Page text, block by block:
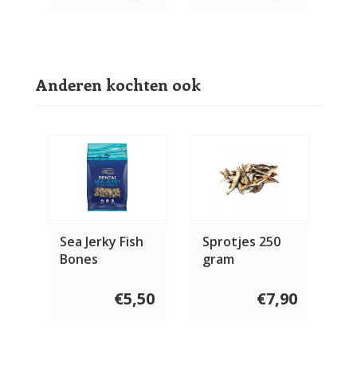
Anderen kochten ook
Sea Jerky Fish
Bones
€5,50
Sprotjes 250
gram
€7,90